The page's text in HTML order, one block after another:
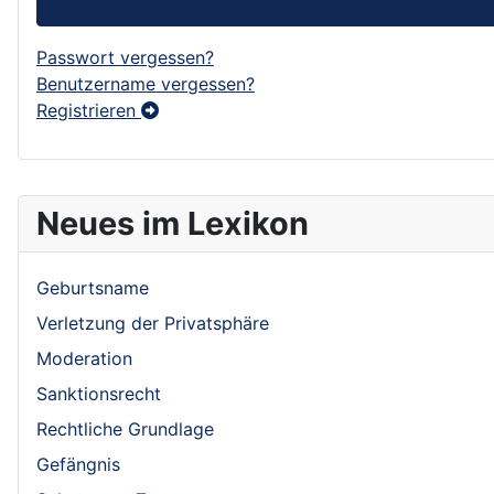
Neues im Lexikon
Geburtsname
Verletzung der Privatsphäre
Moderation
Sanktionsrecht
Rechtliche Grundlage
Gefängnis
Passwort vergessen?
Benutzername vergessen?
Registrieren